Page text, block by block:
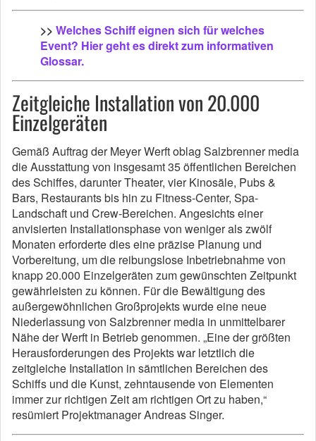
>> Welches Schiff eignen sich für welches
Event? Hier geht es direkt zum informativen
Glossar.
Zeitgleiche Installation von 20.000
Einzelgeräten
Gemäß Auftrag der Meyer Werft oblag Salzbrenner media
die Ausstattung von insgesamt 35 öffentlichen Bereichen
des Schiffes, darunter Theater, vier Kinosäle, Pubs &
Bars, Restaurants bis hin zu Fitness-Center, Spa-
Landschaft und Crew-Bereichen. Angesichts einer
anvisierten Installationsphase von weniger als zwölf
Monaten erforderte dies eine präzise Planung und
Vorbereitung, um die reibungslose Inbetriebnahme von
knapp 20.000 Einzelgeräten zum gewünschten Zeitpunkt
gewährleisten zu können. Für die Bewältigung des
außergewöhnlichen Großprojekts wurde eine neue
Niederlassung von Salzbrenner media in unmittelbarer
Nähe der Werft in Betrieb genommen. „Eine der größten
Herausforderungen des Projekts war letztlich die
zeitgleiche Installation in sämtlichen Bereichen des
Schiffs und die Kunst, zehntausende von Elementen
immer zur richtigen Zeit am richtigen Ort zu haben,“
resümiert Projektmanager Andreas Singer.